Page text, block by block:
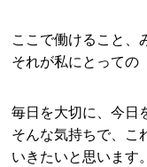
ここで働けること、
それが私にとっての
毎日を大切に、今日
そんな気持ちで、こ
いきたいと思います。